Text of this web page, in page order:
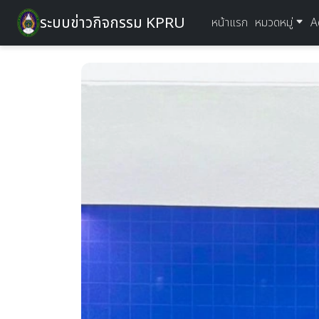
ระบบข่าวกิจกรรม KPRU หน้าแรก หมวดหมู่